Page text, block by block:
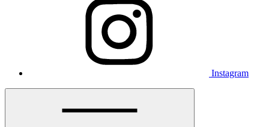
Instagram